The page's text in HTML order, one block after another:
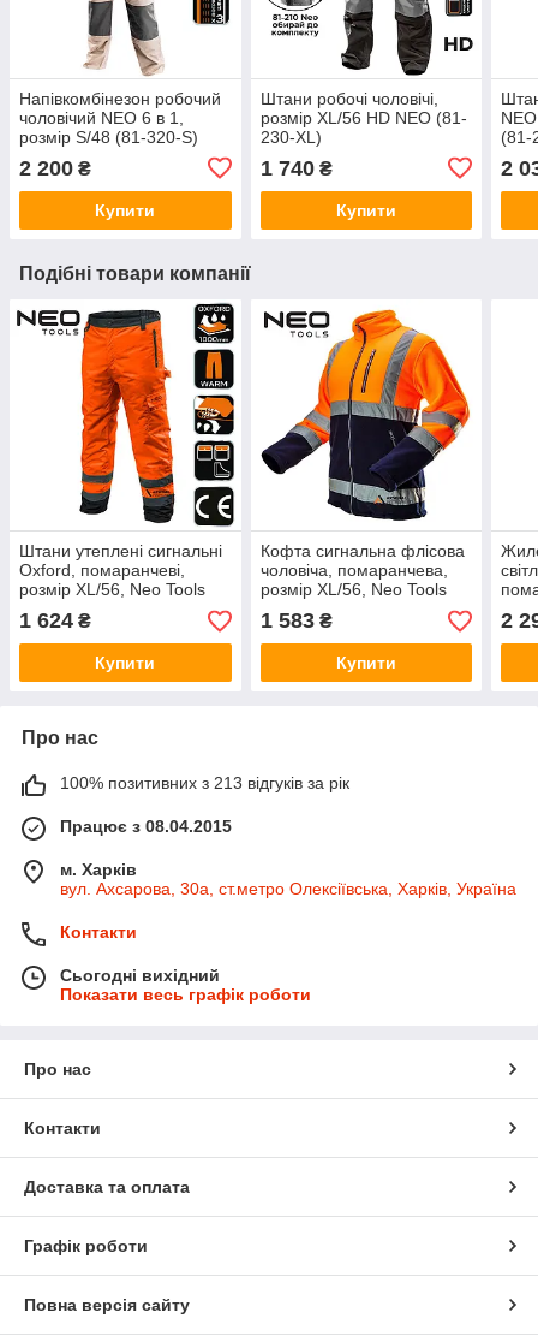
Напівкомбінезон робочий
чоловічий NEO 6 в 1,
розмір S/48 (81-320-S)
2 200 ₴
Купити
Штани робочі чоловічі,
pозмір XL/56 HD NEO (81-
230-XL)
1 740₴
Купити
(81-
2
Подібні товари компанії
Штани утеплені сигнальні
Oxford, помаранчеві,
розмір XL/56, Neo Tools
(81-761-XL)
1 624 ₴
Купити
Кофта сигнальна флісова
чоловіча, помаранчева,
розмір XL/56, Neo Tools
(81-741-XL)
1 583₴
Купити
Neo
2
Про нас
100% позитивних з 213 відгуків за рік
Працює з 08.04.2015
м. Харків
вул. Ахсарова, 30а, ст.метро Олексіївська, Харків, Україна
Контакти
Сьогодні вихідний
Показати весь графік роботи
Про нас
Контакти
Доставка та оплата
Графік роботи
Повна версія сайту